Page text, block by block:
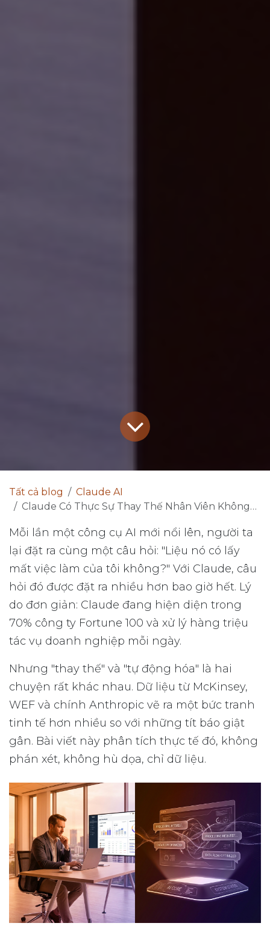
Tất cả blog
Claude AI
Claude Có Thực Sự Thay Thế Nhân Viên Không? Góc Nhìn Thực Tế Từ Dữ Liệu 2025
Mỗi lần một công cụ AI mới nổi lên, người ta
lại đặt ra cùng một câu hỏi: "Liệu nó có lấy
mất việc làm của tôi không?" Với Claude, câu
hỏi đó được đặt ra nhiều hơn bao giờ hết. Lý
do đơn giản: Claude đang hiện diện trong
70% công ty Fortune 100 và xử lý hàng triệu
tác vụ doanh nghiệp mỗi ngày.
Nhưng "thay thế" và "tự động hóa" là hai
chuyện rất khác nhau. Dữ liệu từ McKinsey,
WEF và chính Anthropic vẽ ra một bức tranh
tinh tế hơn nhiều so với những tít báo giật
gân. Bài viết này phân tích thực tế đó, không
phán xét, không hù dọa, chỉ dữ liệu.